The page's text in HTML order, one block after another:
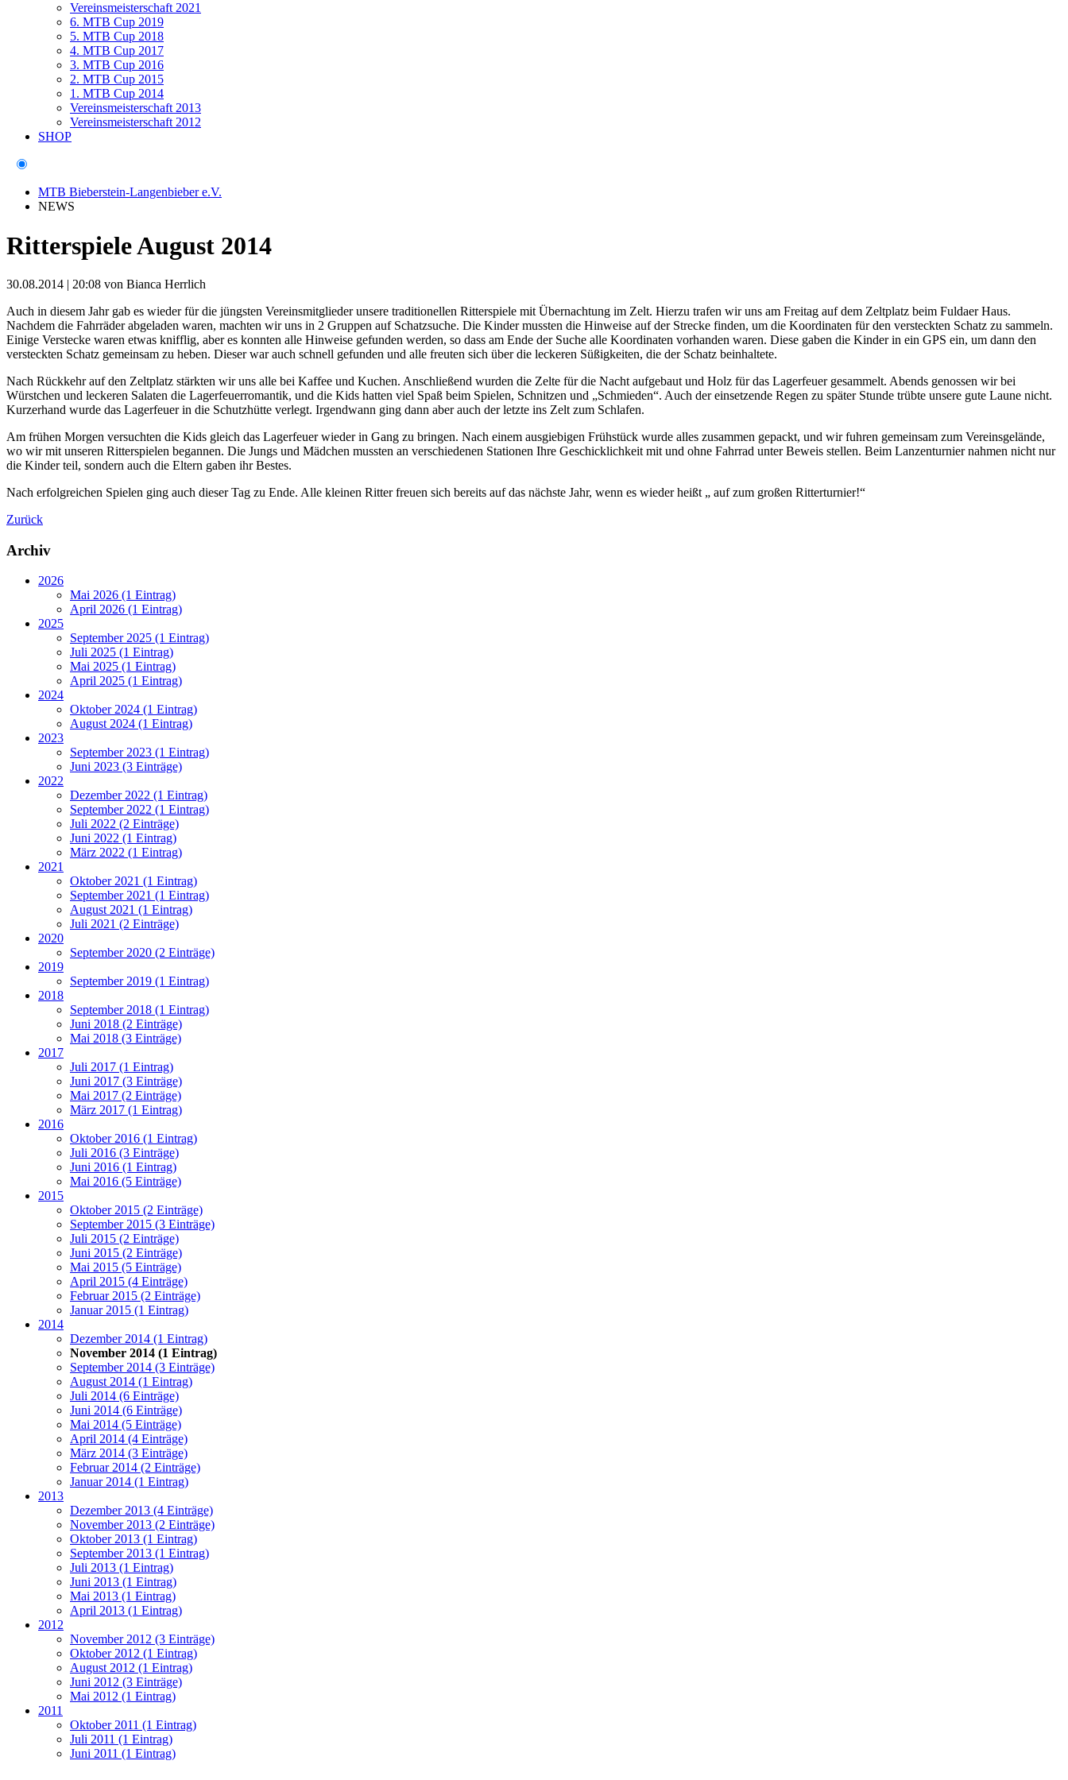
Vereinsmeisterschaft 2021
6. MTB Cup 2019
5. MTB Cup 2018
4. MTB Cup 2017
3. MTB Cup 2016
2. MTB Cup 2015
1. MTB Cup 2014
Vereinsmeisterschaft 2013
Vereinsmeisterschaft 2012
SHOP
MTB Bieberstein-Langenbieber e.V.
NEWS
Ritterspiele August 2014
30.08.2014 | 20:08 von Bianca Herrlich
Auch in diesem Jahr gab es wieder für die jüngsten Vereinsmitglieder unsere traditionellen Ritterspiele mit Übernachtung im Zelt. Hierzu trafen wir uns am Freitag auf dem Zeltplatz beim Fuldaer Haus.
Nachdem die Fahrräder abgeladen waren, machten wir uns in 2 Gruppen auf Schatzsuche. Die Kinder mussten die Hinweise auf der Strecke finden, um die Koordinaten für den versteckten Schatz zu sammeln.
Einige Verstecke waren etwas knifflig, aber es konnten alle Hinweise gefunden werden, so dass am Ende der Suche alle Koordinaten vorhanden waren. Diese gaben die Kinder in ein GPS ein, um dann den
versteckten Schatz gemeinsam zu heben. Dieser war auch schnell gefunden und alle freuten sich über die leckeren Süßigkeiten, die der Schatz beinhaltete.
Nach Rückkehr auf den Zeltplatz stärkten wir uns alle bei Kaffee und Kuchen. Anschließend wurden die Zelte für die Nacht aufgebaut und Holz für das Lagerfeuer gesammelt. Abends genossen wir bei
Würstchen und leckeren Salaten die Lagerfeuerromantik, und die Kids hatten viel Spaß beim Spielen, Schnitzen und „Schmieden“. Auch der einsetzende Regen zu später Stunde trübte unsere gute Laune nicht.
Kurzerhand wurde das Lagerfeuer in die Schutzhütte verlegt. Irgendwann ging dann aber auch der letzte ins Zelt zum Schlafen.
Am frühen Morgen versuchten die Kids gleich das Lagerfeuer wieder in Gang zu bringen. Nach einem ausgiebigen Frühstück wurde alles zusammen gepackt, und wir fuhren gemeinsam zum Vereinsgelände,
wo wir mit unseren Ritterspielen begannen. Die Jungs und Mädchen mussten an verschiedenen Stationen Ihre Geschicklichkeit mit und ohne Fahrrad unter Beweis stellen. Beim Lanzenturnier nahmen nicht nur
die Kinder teil, sondern auch die Eltern gaben ihr Bestes.
Nach erfolgreichen Spielen ging auch dieser Tag zu Ende. Alle kleinen Ritter freuen sich bereits auf das nächste Jahr, wenn es wieder heißt „ auf zum großen Ritterturnier!“
Zurück
Archiv
2026
Mai 2026 (1 Eintrag)
April 2026 (1 Eintrag)
2025
September 2025 (1 Eintrag)
Juli 2025 (1 Eintrag)
Mai 2025 (1 Eintrag)
April 2025 (1 Eintrag)
2024
Oktober 2024 (1 Eintrag)
August 2024 (1 Eintrag)
2023
September 2023 (1 Eintrag)
Juni 2023 (3 Einträge)
2022
Dezember 2022 (1 Eintrag)
September 2022 (1 Eintrag)
Juli 2022 (2 Einträge)
Juni 2022 (1 Eintrag)
März 2022 (1 Eintrag)
2021
Oktober 2021 (1 Eintrag)
September 2021 (1 Eintrag)
August 2021 (1 Eintrag)
Juli 2021 (2 Einträge)
2020
September 2020 (2 Einträge)
2019
September 2019 (1 Eintrag)
2018
September 2018 (1 Eintrag)
Juni 2018 (2 Einträge)
Mai 2018 (3 Einträge)
2017
Juli 2017 (1 Eintrag)
Juni 2017 (3 Einträge)
Mai 2017 (2 Einträge)
März 2017 (1 Eintrag)
2016
Oktober 2016 (1 Eintrag)
Juli 2016 (3 Einträge)
Juni 2016 (1 Eintrag)
Mai 2016 (5 Einträge)
2015
Oktober 2015 (2 Einträge)
September 2015 (3 Einträge)
Juli 2015 (2 Einträge)
Juni 2015 (2 Einträge)
Mai 2015 (5 Einträge)
April 2015 (4 Einträge)
Februar 2015 (2 Einträge)
Januar 2015 (1 Eintrag)
2014
Dezember 2014 (1 Eintrag)
November 2014 (1 Eintrag)
September 2014 (3 Einträge)
August 2014 (1 Eintrag)
Juli 2014 (6 Einträge)
Juni 2014 (6 Einträge)
Mai 2014 (5 Einträge)
April 2014 (4 Einträge)
März 2014 (3 Einträge)
Februar 2014 (2 Einträge)
Januar 2014 (1 Eintrag)
2013
Dezember 2013 (4 Einträge)
November 2013 (2 Einträge)
Oktober 2013 (1 Eintrag)
September 2013 (1 Eintrag)
Juli 2013 (1 Eintrag)
Juni 2013 (1 Eintrag)
Mai 2013 (1 Eintrag)
April 2013 (1 Eintrag)
2012
November 2012 (3 Einträge)
Oktober 2012 (1 Eintrag)
August 2012 (1 Eintrag)
Juni 2012 (3 Einträge)
Mai 2012 (1 Eintrag)
2011
Oktober 2011 (1 Eintrag)
Juli 2011 (1 Eintrag)
Juni 2011 (1 Eintrag)